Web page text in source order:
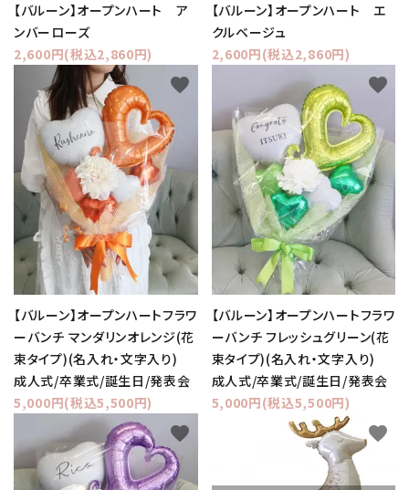
【バルーン】オープンハート ア
ンバーローズ
2,600円(税込2,860円)
【バルーン】オープンハート エ
クルベージュ
2,600円(税込2,860円)
【バルーン】オープンハートフラワ
ーバンチ マンダリンオレンジ(花
束タイプ)(名入れ・文字入り)
成人式/卒業式/誕生日/発表会
5,000円(税込5,500円)
favorite
【バルーン】オープンハートフラワ
ーバンチ フレッシュグリーン(花
束タイプ)(名入れ・文字入り)
成人式/卒業式/誕生日/発表会
5,000円(税込5,500円)
favorite
favorite favorite